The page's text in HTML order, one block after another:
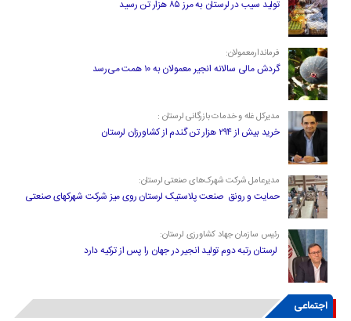
تولید سیب در لرستان به مرز ۸۵ هزار تن رسید
فرماندارمعمولان:
گردش مالی سالانه انجیر معمولان به ۱۰ همت می‌رسد
مدیرکل غله و خدمات بازرگانی لرستان :
خرید بیش از ۲۹۴ هزار تن گندم از کشاورزان لرستان
مدیرعامل شرکت شهرک‌های صنعتی لرستان:
حمایت و رونق صنعت پلاستیک لرستان روی میز شرکت شهرکهای صنعتی
رئیس سازمان جهاد کشاورزی لرستان:
لرستان رتبه دوم تولید انجیر در جهان را پس از ترکیه دارد
اجتماعی